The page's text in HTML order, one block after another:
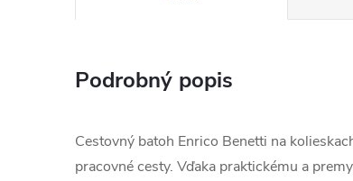
Podrobný popis
Cestovný batoh Enrico Benetti na
pracovné cesty. Vďaka praktickému a